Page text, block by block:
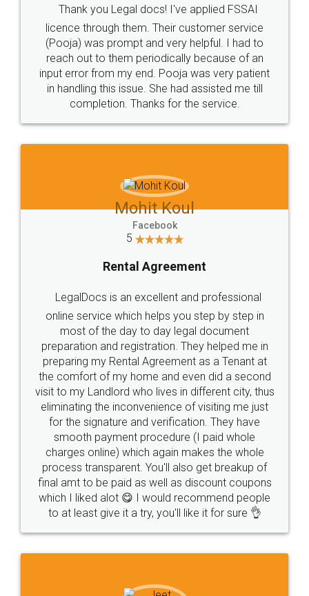
Thank you Legal docs! I've applied FSSAI
licence through them. Their customer service
(Pooja) was prompt and very helpful. I had to
reach out to them periodically because of an
input error from my end. Pooja was very patient
in handling this issue. She had assisted me till
completion. Thanks for the service.
Mohit Koul
Facebook
5
Rental Agreement
LegalDocs is an excellent and professional
online service which helps you step by step in
most of the day to day legal document
preparation and registration. They helped me in
preparing my Rental Agreement as a Tenant at
the comfort of my home and even did a second
visit to my Landlord who lives in different city, thus
eliminating the inconvenience of visiting me just
for the signature and verification. They have
smooth payment procedure (I paid whole
charges online) which again makes the whole
process transparent. You'll also get breakup of
final amt to be paid as well as discount coupons
which I liked alot 😋 I would recommend people
to at least give it a try, you'll like it for sure 👌